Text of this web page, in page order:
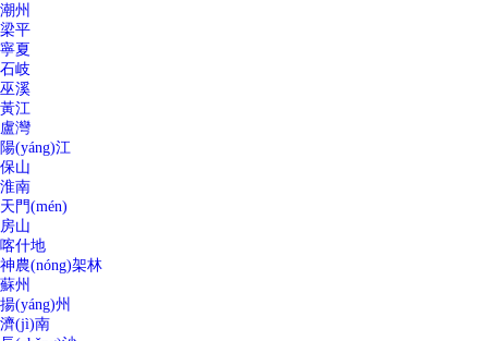
潮州
梁平
寧夏
石岐
巫溪
黃江
盧灣
陽(yáng)江
保山
淮南
天門(mén)
房山
喀什地
神農(nóng)架林
蘇州
揚(yáng)州
濟(jì)南